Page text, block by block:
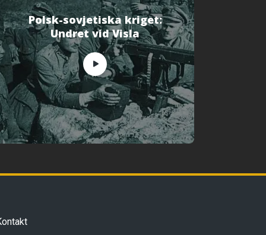
Polsk-sovjetiska kriget:
Undret vid Visla